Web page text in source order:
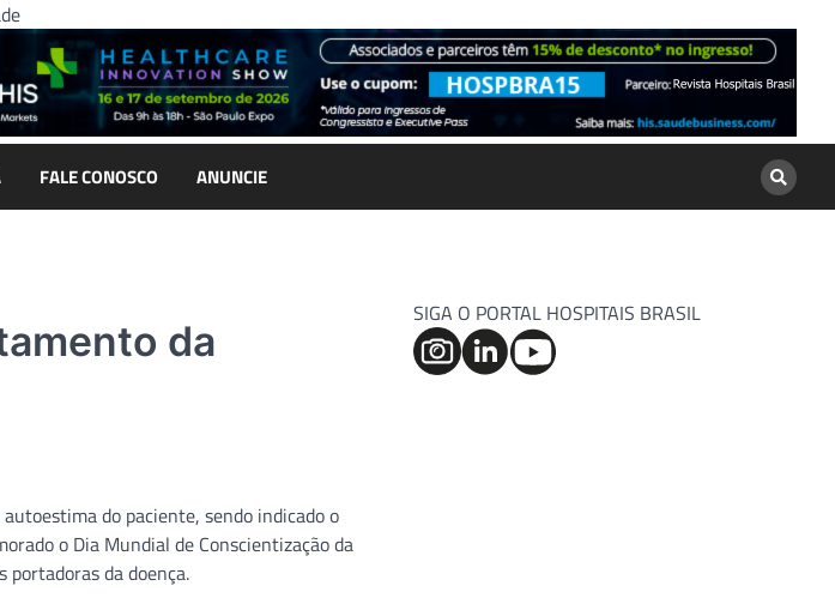
FALE CONOSCO ANUNCIE
da
do paciente, sendo indicado o
o Dia Mundial de Conscientização da
portadoras da doença.
SIGA O PORTAL HOSPITAIS BRASIL